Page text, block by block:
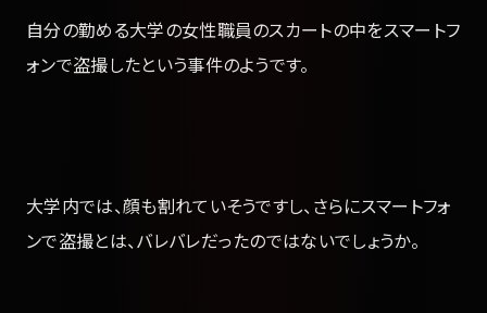
自分の勤める大学の女性職員のスカートの中をスマートフ
ォンで盗撮したという事件のようです。
大学内では、顔も割れていそうですし、さらにスマートフォ
ンで盗撮とは、バレバレだったのではないでしょうか。